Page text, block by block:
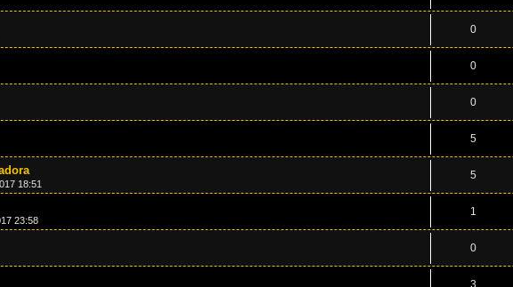
0
0
0
5
18:51
5
23:58
1
0
3